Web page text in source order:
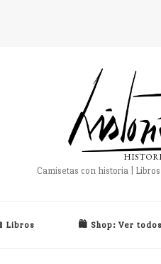
Camisetas con historia |
Libros 🛍️ Shop: Ver